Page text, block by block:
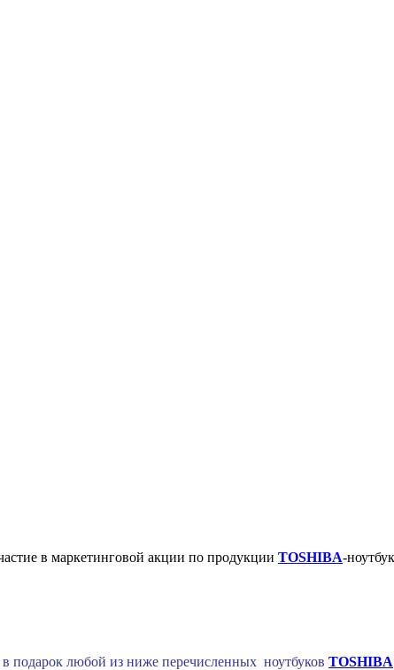
в маркетинговой акции по продукции TOSHIBA-
подарок любой из ниже перечисленных ноутбуков TOSHIBA